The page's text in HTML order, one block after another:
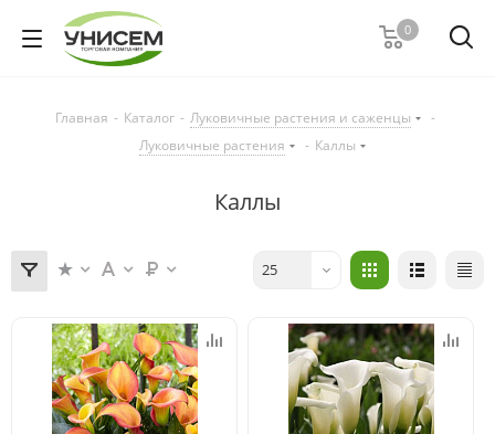
0
Главная - Каталог - Луковичные растения и саженцы
-
Луковичные растения
- Каллы
Каллы
25